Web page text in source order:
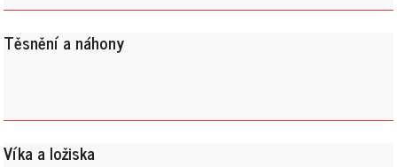
Těsnění a náhony
Víka a ložiska